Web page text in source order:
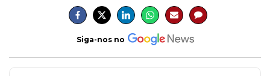
Siga-nos no